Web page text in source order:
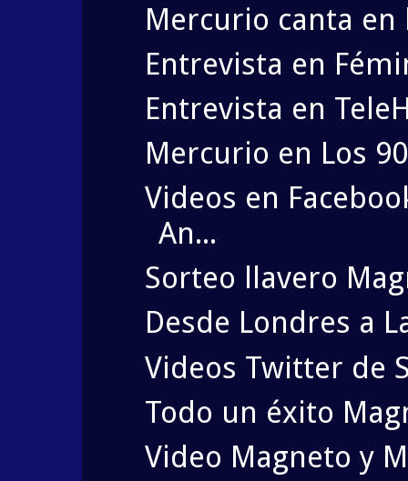
Mercurio canta en
Entrevista en
Entrevista en
Mercurio en Los
Videos en
An...
Sorteo llavero
Desde Londres a
Videos Twitter de
Todo un éxito
Video Magneto y